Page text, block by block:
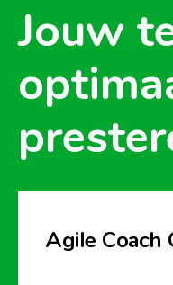
Jouw
Agile Coach